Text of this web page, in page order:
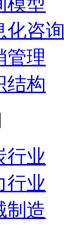
化咨询
管理
结构
行业
行业
制造